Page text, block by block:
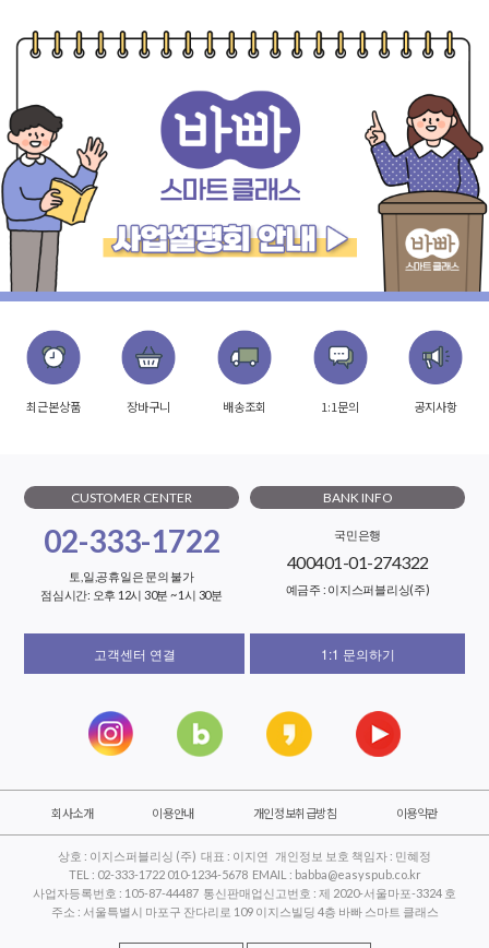
최근본상품 장바구니 배송조회 1:1문의 공지사항
CUSTOMER CENTER
02-333-1722
토,일,공휴일은 문의 불가
점심시간: 오후 12시 30분 ~ 1시 30분
BANK INFO
국민은행
400401-01-274322
예금주 : 이지스퍼블리싱(주)
고객센터 연결 1:1 문의하기
회사소개 이용안내 개인정보취급방침 이용약관
상호 : 이지스퍼블리싱 (주) 대표 : 이지연 개인정보 보호 책임자 : 민혜정
TEL : 02-333-1722 010-1234-5678 EMAIL : babba@easyspub.co.kr
사업자등록번호 : 105-87-44487 통신판매업신고번호 : 제 2020-서울마포-3324 호
주소 : 서울특별시 마포구 잔다리로 109 이지스빌딩 4층 바빠 스마트 클래스